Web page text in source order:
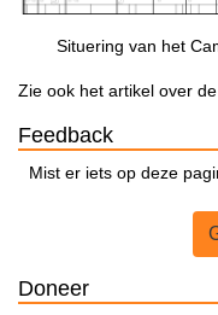
Situering van het
Zie ook het artikel over de
Feedback
Mist er iets op deze
Doneer